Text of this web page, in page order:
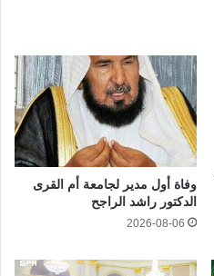
وفاة أول مدير لجامعة أم القرى
الدكتور راشد الراجح
2026-08-06